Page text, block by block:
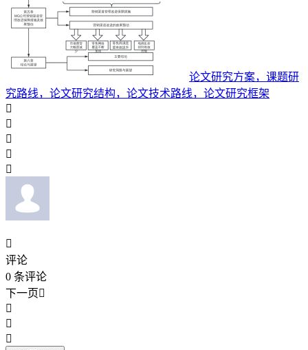
论文研究方案，课题研
究路线，论文研究结构，论文技术路线，论文研究框架






评论
0 条评论
下一页


